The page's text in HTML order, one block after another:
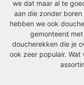
we dat maar al te
aan die zonder
hebben we ook
gemonteerd
doucherekken die je
ook zeer populair.